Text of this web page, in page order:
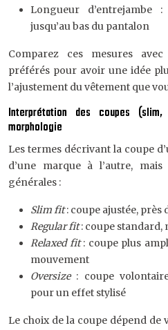
Longueur d’entrejambe
jusqu’au bas du pantalon
Comparez ces mesures
préférés pour avoir une idée
l’ajustement du vêtement que
Interprétation des coupes
morphologie
Les termes décrivant la coupe
d’une marque à l’autre,
générales :
Slim fit: coupe ajustée, près
Regular fit: coupe
Relaxed fit: coupe plus
mouvement
Oversize : coupe
pour un effet stylisé
Le choix de la coupe dépend